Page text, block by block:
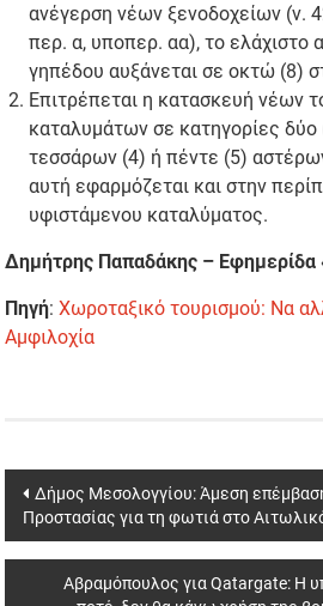
ανέγερση νέων ξενοδοχείων (ν.
περ. α, υποπερ. αα), το ελάχιστο
γηπέδου αυξάνεται σε οκτώ (8)
Επιτρέπεται η κατασκευή νέων
καταλυμάτων σε κατηγορίες δύο
τεσσάρων (4) ή πέντε (5)
αυτή εφαρμόζεται και στην
υφιστάμενου καταλύματος.
Δημήτρης Παπαδάκης – Εφημερίδα
Πηγή:Χωροταξικό τουρισμού: Να
Αμφιλοχία
Post
navigation
Δήμος Μεσολογγίου: Άμεση
Προστασίας για τη φωτιά στο
Αβραμόπουλος για Qatargate: Η